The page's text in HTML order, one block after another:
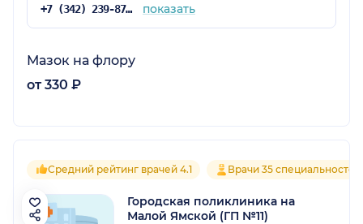
+7 (342) 239-87-33 показать
Мазок на флору
от 330 ₽
Средний рейтинг врачей 4.1 Врачи 35 специальностей
Городская поликлиника на
Малой Ямской (ГП №11)